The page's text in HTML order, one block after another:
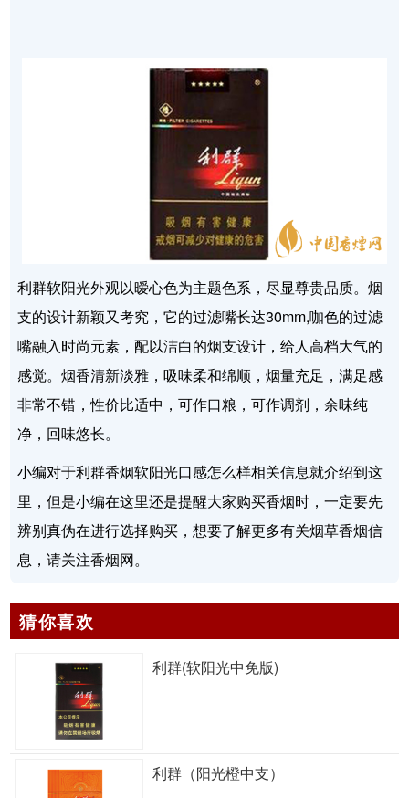
利群软阳光外观以暧心色为主题色系，尽显尊贵品质。烟
支的设计新颖又考究，它的过滤嘴长达30mm,咖色的过滤
嘴融入时尚元素，配以洁白的烟支设计，给人高档大气的
感觉。烟香清新淡雅，吸味柔和绵顺，烟量充足，满足感
非常不错，性价比适中，可作口粮，可作调剂，余味纯
净，回味悠长。
小编对于利群香烟软阳光口感怎么样相关信息就介绍到这
里，但是小编在这里还是提醒大家购买香烟时，一定要先
辨别真伪在进行选择购买，想要了解更多有关烟草香烟信
息，请关注香烟网。
猜你喜欢
利群(软阳光中免版)
利群（阳光橙中支）